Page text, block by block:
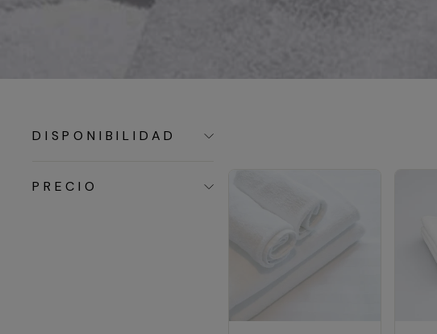
DISPONIBILIDAD
PRECIO